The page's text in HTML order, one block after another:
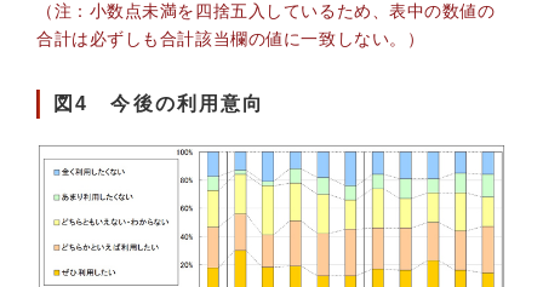
（注：小数点未満を四捨五入しているため、表中の数値の
合計は必ずしも合計該当欄の値に一致しない。）
図4 今後の利用意向